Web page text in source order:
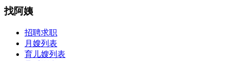
找阿姨
招聘求职
月嫂列表
育儿嫂列表